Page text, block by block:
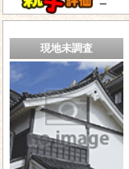
－
現地未調査